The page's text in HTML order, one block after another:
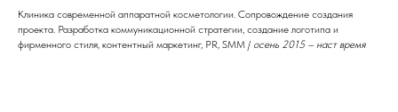
Клиника современной аппаратной косметологии. Сопровождение создания
проекта. Разработка коммуникационной стратегии, создание логотипа и
фирменного стиля, контентный маркетинг, PR, SMM / осень 2015 – наст время